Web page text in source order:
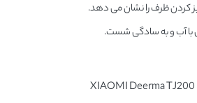
کردن ظرف را نشان می دهد.
با آب و به سادگی شست.